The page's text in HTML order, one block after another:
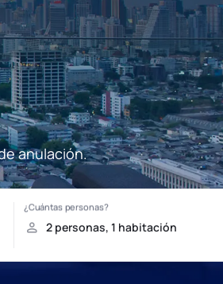
anulación.